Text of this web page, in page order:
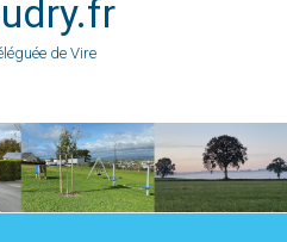
de Vire